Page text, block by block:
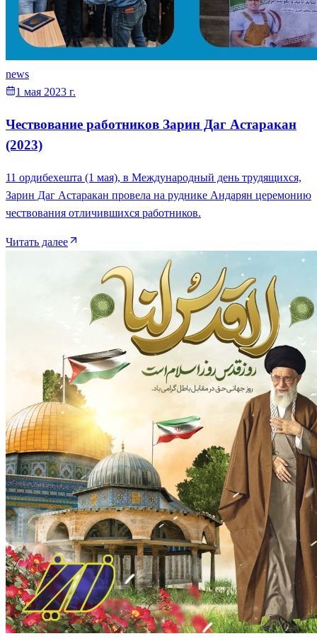
news
1 мая 2023 г.
Чествование работников Зарин Даг Астаракан
(2023)
11 ордибехешта (1 мая), в Международный день трудящихся,
Зарин Даг Астаракан провела на руднике Андарян церемонию
чествования отличившихся работников.
Читать далее